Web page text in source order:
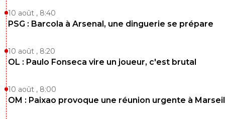
10 août , 8:40
PSG : Barcola à Arsenal, une dinguerie se prépare
10 août , 8:20
OL : Paulo Fonseca vire un joueur, c'est brutal
10 août , 8:00
OM : Paixao provoque une réunion urgente à